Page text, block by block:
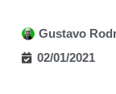
Gustavo
02/01/2021